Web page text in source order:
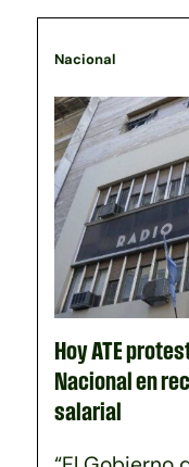
Nacional
Hoy ATE
Nacional en
salarial